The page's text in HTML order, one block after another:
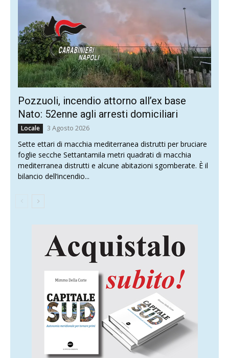
Pozzuoli, incendio attorno all’ex base
Nato: 52enne agli arresti domiciliari
Locale 3 Agosto 2026
Sette ettari di macchia mediterranea distrutti per bruciare
foglie secche Settantamila metri quadrati di macchia
mediterranea distrutti e alcune abitazioni sgomberate. È il
bilancio dell’incendio...